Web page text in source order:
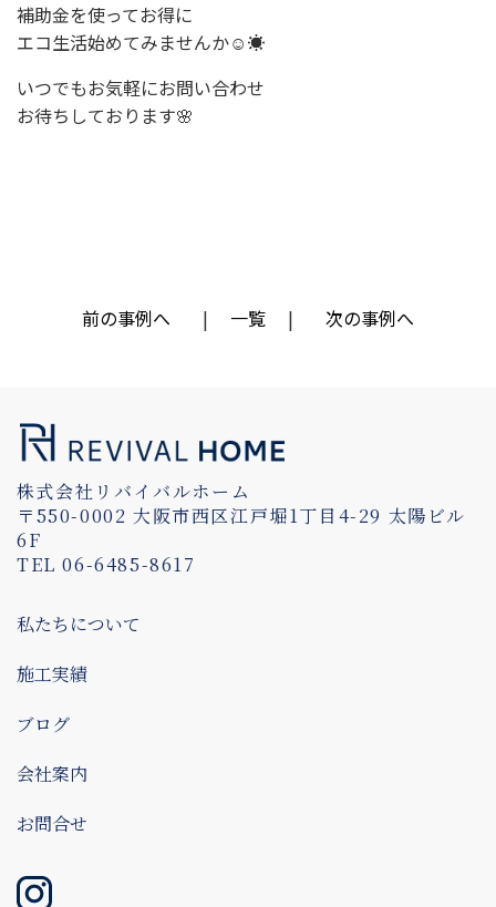
補助金を使ってお得に
エコ生活始めてみませんか☺️☀️
いつでもお気軽にお問い合わせ
お待ちしております🌸
前の事例へ 一覧 次の事例へ
株式会社リバイバルホーム
〒550-0002 大阪市西区江戸堀1丁目4-29 太陽ビル
6F
TEL 06-6485-8617
私たちについて
施工実績
ブログ
会社案内
お問合せ